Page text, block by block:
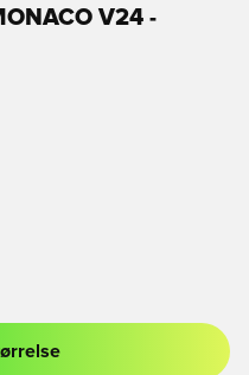
V24 -
tilmelde dig som medlem